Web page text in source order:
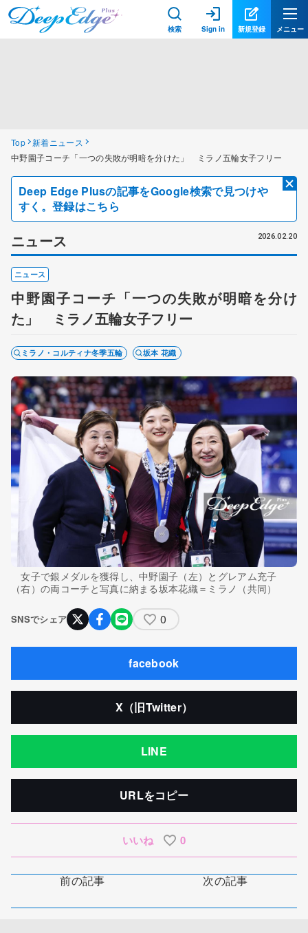
検索 Sign in 新規登録 メニュー
Top 新着ニュース
中野園子コーチ「一つの失敗が明暗を分けた」 ミラノ五輪女子フリー
Deep Edge Plusの記事をGoogle検索で見つけや
すく。登録はこちら
ニュース 2026.02.20
ニュース
中野園子コーチ「一つの失敗が明暗を分け
た」 ミラノ五輪女子フリー
ミラノ・コルティナ冬季五輪 坂本 花織
女子で銀メダルを獲得し、中野園子（左）とグレアム充子
（右）の両コーチと写真に納まる坂本花織＝ミラノ（共同）
SNSでシェア 0
facebook
X（旧Twitter）
LINE
URLをコピー
いいね 0
前の記事 次の記事